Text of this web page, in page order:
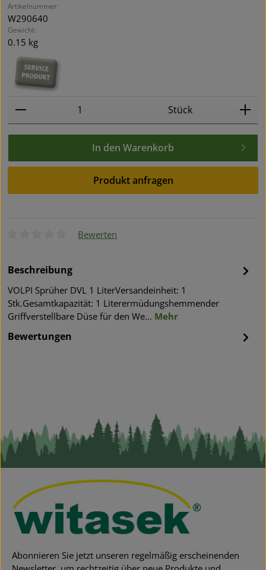
Artikelnummer:
W290640
Gewicht:
0.15 kg
Produkt Anzahl: Gib den gewünschten Wert ein
Stück
In den Warenkorb
Produkt anfragen
Bewerten
Beschreibung
VOLPI Sprüher DVL 1 LiterVersandeinheit: 1
Stk.Gesamtkapazität: 1 Literermüdungshemmender
Griffverstellbare Düse für den We… Mehr
Bewertungen
Abonnieren Sie jetzt unseren regelmäßig erscheinenden